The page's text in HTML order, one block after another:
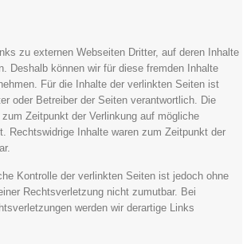
zu externen Webseiten Dritter, auf deren Inhalte
Deshalb können wir für diese fremden Inhalte
Für die Inhalte der verlinkten Seiten ist
oder Betreiber der Seiten verantwortlich. Die
Zeitpunkt der Verlinkung auf mögliche
Rechtswidrige Inhalte waren zum Zeitpunkt der
Kontrolle der verlinkten Seiten ist jedoch ohne
Rechtsverletzung nicht zumutbar. Bei
werden wir derartige Links